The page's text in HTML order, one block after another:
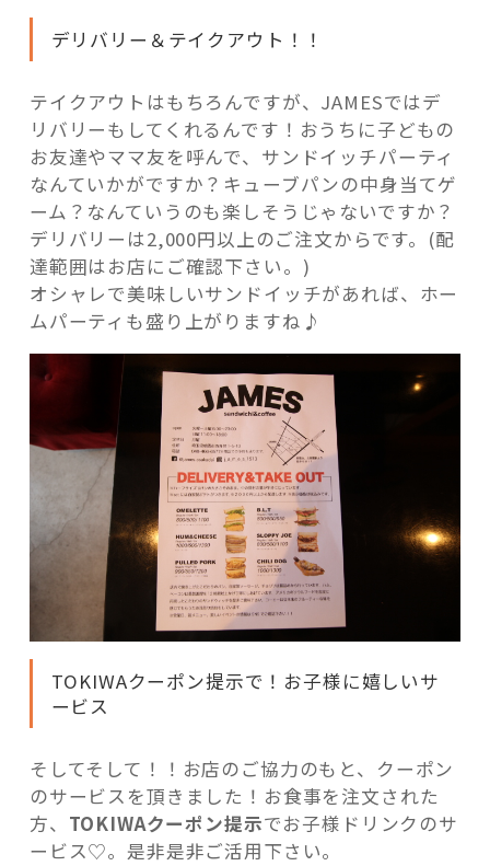
デリバリー＆テイクアウト！！
テイクアウトはもちろんですが、JAMESではデ
リバリーもしてくれるんです！おうちに子どもの
お友達やママ友を呼んで、サンドイッチパーティ
なんていかがですか？キューブパンの中身当てゲ
ーム？なんていうのも楽しそうじゃないですか？
デリバリーは2,000円以上のご注文からです。(配
達範囲はお店にご確認下さい。)
オシャレで美味しいサンドイッチがあれば、ホー
ムパーティも盛り上がりますね♪
TOKIWAクーポン提示で！お子様に嬉しいサ
ービス
そしてそして！！お店のご協力のもと、クーポン
のサービスを頂きました！お食事を注文された
方、 TOKIWAクーポン提示でお子様ドリンクのサ
ービス♡。是非是非ご活用下さい。